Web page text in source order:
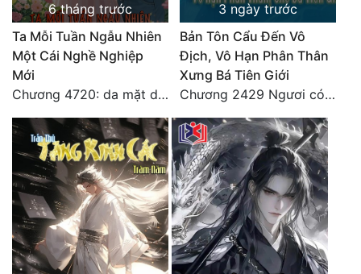
6 tháng trước
Ta Mỗi Tuần Ngẫu Nhiên
Một Cái Nghề Nghiệp
Mới
Chương 4720: da mặt dày
3 ngày trước
Bản Tôn Cẩu Đến Vô
Địch, Vô Hạn Phân Thân
Xưng Bá Tiên Giới
Chương 2429 Ngươi có tuệ nhãn? Ta có...